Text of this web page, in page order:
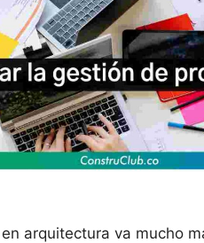
arquitectura va mucho